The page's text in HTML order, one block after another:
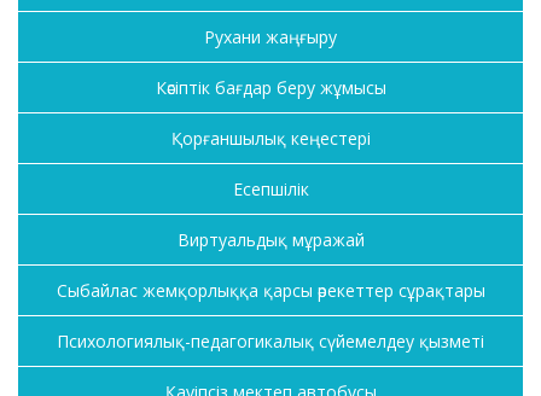
Рухани жаңғыру
Кәсіптік бағдар беру жұмысы
Қорғаншылық кеңестері
Есепшілік
Виртуальдық мұражай
Сыбайлас жемқорлыққа қарсы әрекеттер сұрақтары
Психологиялық-педагогикалық сүйемелдеу қызметі